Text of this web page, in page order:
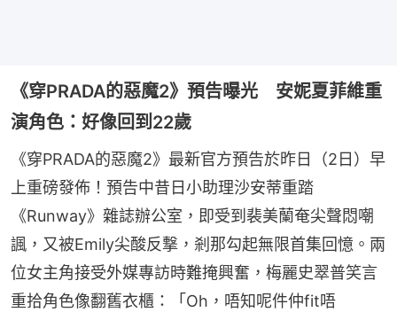
《穿PRADA的惡魔2》預告曝光 安妮夏菲維重
演角色：好像回到22歲
《穿PRADA的惡魔2》最新官方預告於昨日（2日）早
上重磅發佈！預告中昔日小助理沙安蒂重踏
《Runway》雜誌辦公室，即受到裴美蘭奄尖聲悶嘲
諷，又被Emily尖酸反撃，剎那勾起無限首集回憶。兩
位女主角接受外媒專訪時難掩興奮，梅麗史翠普笑言
重拾角色像翻舊衣櫃：「Oh，唔知呢件仲fit唔